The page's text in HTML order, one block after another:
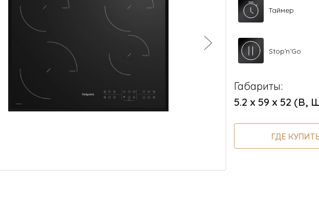
Таймер
Stop’n’Go
Габариты:
5.2 х 59 х 52 (В,
ГДЕ